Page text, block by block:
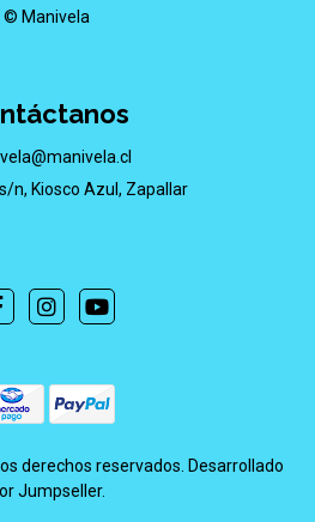
© Manivela
n, Kiosco Azul, Zapallar
derechos reservados. Desarrollado
Jumpseller.